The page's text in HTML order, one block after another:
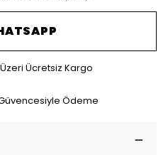
Üzeri Ücretsiz Kargo
Ödeme